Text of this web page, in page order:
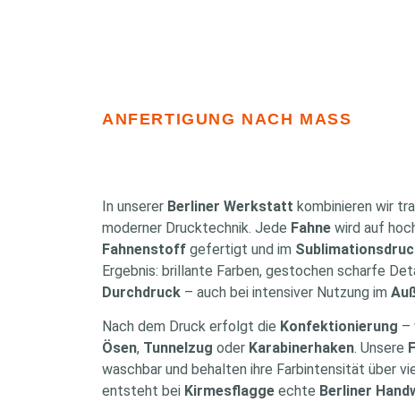
ANFERTIGUNG NACH MASS
In unserer Berliner Werkstatt kombinieren wir
moderner Drucktechnik. Jede Fahne wird auf
Fahnenstoff gefertigt und im
Ergebnis: brillante Farben, gestochen scharfe
Durchdruck – auch bei intensiver Nutzung im
Nach dem Druck erfolgt die Konfektionierung –
Ösen, Tunnelzug oder Karabinerhaken. Unsere
waschbar und behalten ihre Farbintensität über
entsteht bei Kirmesflagge echte Berliner